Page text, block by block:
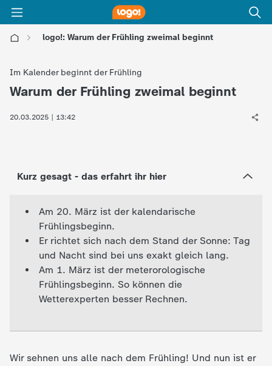
logo!: Warum der Frühling zweimal beginnt
o
g
K
Im Kalender beginnt der Frühling
:
Warum der Frühling zweimal beginnt
20.03.2025 | 13:42
Kurz gesagt - das erfahrt ihr hier
Am 20. März ist der kalendarische
Frühlingsbeginn.
Er richtet sich nach dem Stand der Sonne: Tag
und Nacht sind bei uns exakt gleich lang.
Am 1. März ist der meterorologische
Frühlingsbeginn. So können die
Wetterexperten besser Rechnen.
Wir sehnen uns alle nach dem Frühling! Und nun ist er